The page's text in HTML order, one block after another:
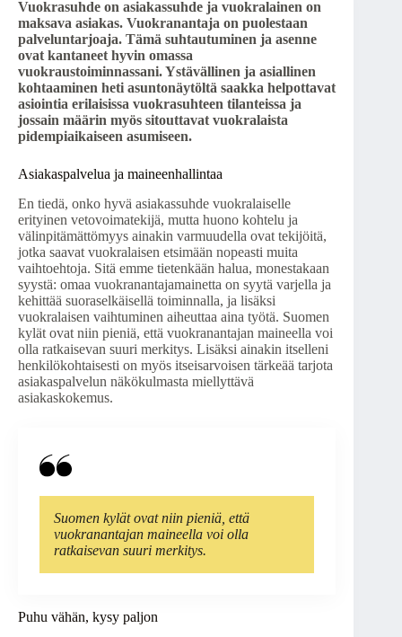
Vuokrasuhde on asiakassuhde ja vuokralainen on
maksava asiakas. Vuokranantaja on puolestaan
palveluntarjoaja. Tämä suhtautuminen ja asenne
ovat kantaneet hyvin omassa
vuokraustoiminnassani. Ystävällinen ja asiallinen
kohtaaminen heti asuntonäytöltä saakka helpottavat
asiointia erilaisissa vuokrasuhteen tilanteissa ja
jossain määrin myös sitouttavat vuokralaista
pidempiaikaiseen asumiseen.
Asiakaspalvelua ja maineenhallintaa
En tiedä, onko hyvä asiakassuhde vuokralaiselle
erityinen vetovoimatekijä, mutta huono kohtelu ja
välinpitämättömyys ainakin varmuudella ovat tekijöitä,
jotka saavat vuokralaisen etsimään nopeasti muita
vaihtoehtoja. Sitä emme tietenkään halua, monestakaan
syystä: omaa vuokranantajamainetta on syytä varjella ja
kehittää suoraselkäisellä toiminnalla, ja lisäksi
vuokralaisen vaihtuminen aiheuttaa aina työtä. Suomen
kylät ovat niin pieniä, että vuokranantajan maineella voi
olla ratkaisevan suuri merkitys. Lisäksi ainakin itselleni
henkilökohtaisesti on myös itseisarvoisen tärkeää tarjota
asiakaspalvelun näkökulmasta miellyttävä
asiakaskokemus.
Suomen kylät ovat niin pieniä, että
vuokranantajan maineella voi olla
ratkaisevan suuri merkitys.
Puhu vähän, kysy paljon